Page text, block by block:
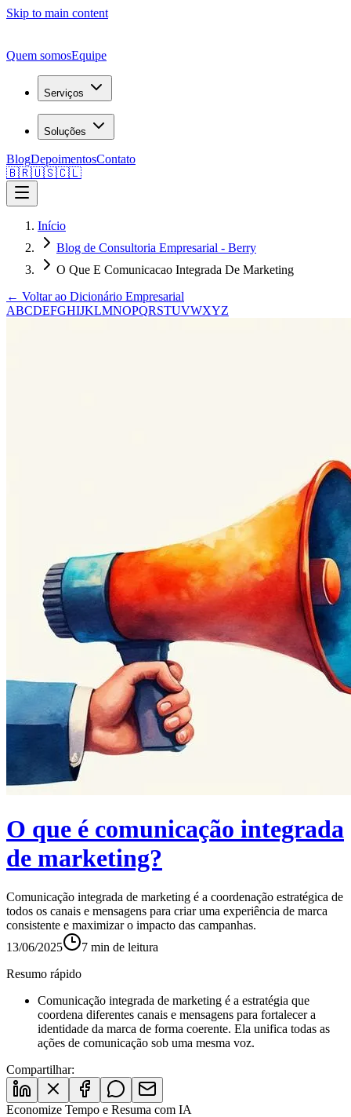
Skip to main content
Quem somosEquipe
Serviços
Soluções
BlogDepoimentosContato
🇧🇷🇺🇸🇨🇱
Início
Blog de Consultoria Empresarial - Berry
O Que E Comunicacao Integrada De Marketing
← Voltar ao Dicionário Empresarial
ABCDEFGHIJKLMNOPQRSTUVWXYZ
O que é comunicação integrada
de marketing?
Comunicação integrada de marketing é a coordenação estratégica de
todos os canais e mensagens para criar uma experiência de marca
consistente e maximizar o impacto das campanhas.
13/06/2025
7 min de leitura
Resumo rápido
Comunicação integrada de marketing é a estratégia que
coordena diferentes canais e mensagens para fortalecer a
identidade da marca de forma coerente. Ela unifica todas as
ações de comunicação sob uma mesma voz.
Compartilhar:
Economize Tempo e Resuma com IA